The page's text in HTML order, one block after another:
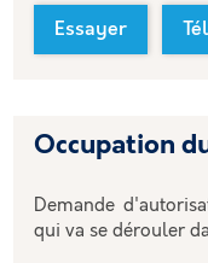
Essayer
Occupation
Demande
qui va se dérouler